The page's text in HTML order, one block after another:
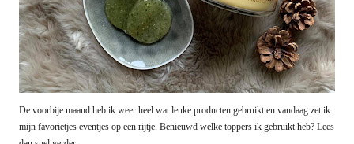
De voorbije maand heb ik weer heel wat leuke producten gebruikt en vandaag zet ik
mijn favorietjes eventjes op een rijtje. Benieuwd welke toppers ik gebruikt heb? Lees